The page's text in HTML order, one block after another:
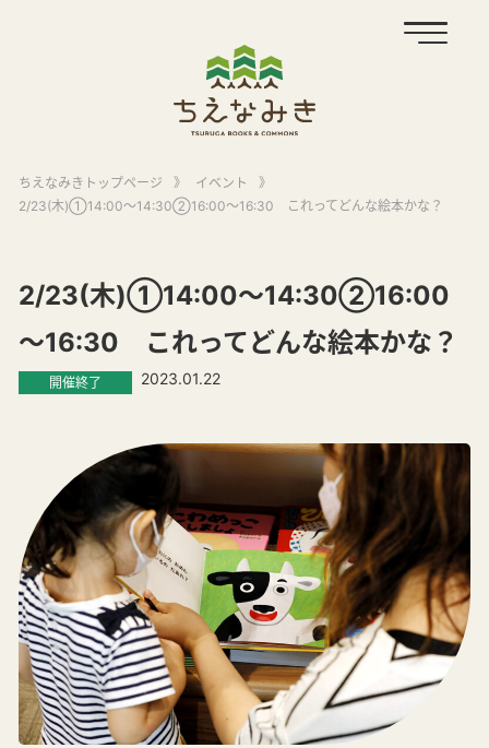
ちえなみきトップページ 》 イベント
》
2/23(木)①14:00～14:30②16:00～16:30 これってどんな絵本かな？
2/23(木)①14:00～14:30②16:00
～16:30 これってどんな絵本かな？
開催終了 2023.01.22